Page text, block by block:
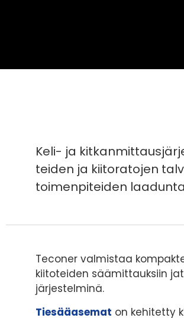
Keli- ja
teiden ja kiitoratojen
toimenpiteiden
Teconer valmistaa
kiitoteiden säämittauksiin
järjestelminä.
Tiesääasemat on kehitetty